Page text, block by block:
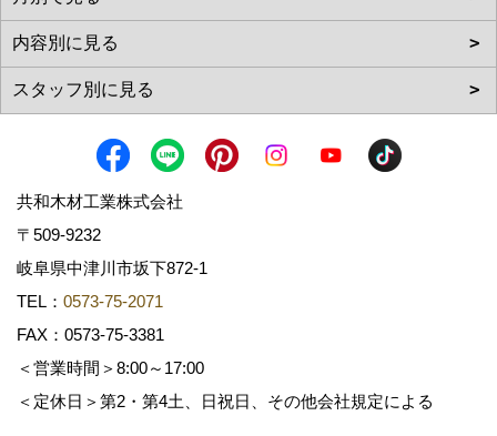
共和木材工業株式会社
〒509-9232
岐阜県中津川市坂下872‐1
TEL： 0573-75-2071
FAX：0573-75-3381
＜営業時間＞8:00～17:00
＜定休日＞第2・第4土、日祝日、その他会社規定による